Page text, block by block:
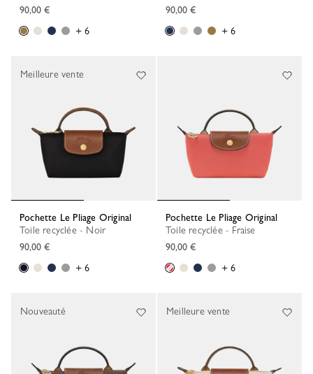
90,00 €
+ 6
90,00 €
+ 6
Pochette Le Pliage Original
Toile recyclée - Noir
90,00 €
+ 6
Meilleure vente
Pochette Le Pliage Original
Toile recyclée - Fraise
90,00 €
+ 6
Nouveauté Meilleure vente